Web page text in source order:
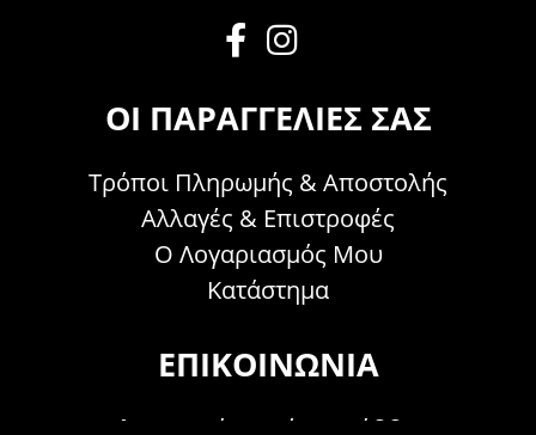
ΟΙ ΠΑΡΑΓΓΕΛΊΕΣ ΣΑΣ
Τρόποι Πληρωμής & Αποστολής
Αλλαγές & Επιστροφές
Ο Λογαριασμός Μου
Κατάστημα
ΕΠΙΚΟΙΝΩΝΊΑ
Τηλεφωνικά Δευτέρα - Σάββατο